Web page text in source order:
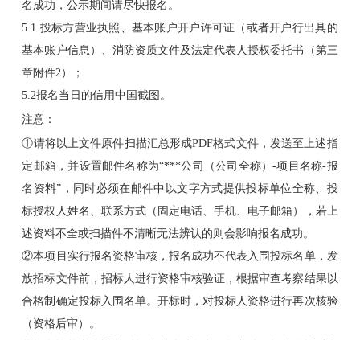
名成功，公示期间请尽快报名。
5.1 投标方营业执照、基本账户开户许可证（或者开户行出具的
基本账户信息）、消防资质文件及法定代表人授权委托书（第三
章附件2）；
5.2报名当日的信用中国截图。
注意：
①请将以上文件原件扫描汇总形成PDF格式文件，发送至上述指
定邮箱，并设置邮件名称为“***公司（公司全称）-项目名称-报
名资料”，同时必须在邮件中以文字方式提供投标单位全称、投
标授权人姓名、联系方式（固定电话、手机、电子邮箱），若上
述资料不全或扫描件不清晰无法辨认的则会影响报名成功。
②本项目实行报名资格审核，报名成功不代表入围投标名单，发
放招标文件前，招标人进行资格审核验证，根据审查考察结果以
合格制确定投标入围名单。开标时，对投标人资格进行再次核验
（资格后审）。